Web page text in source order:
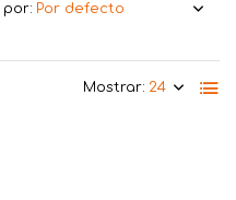
Mostrar: